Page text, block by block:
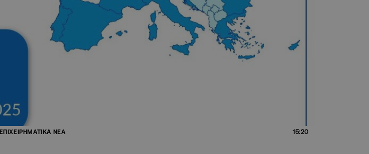
ΕΠΙΧΕΙΡΗΜΑΤΙΚΑ ΝΕΑ 15:20